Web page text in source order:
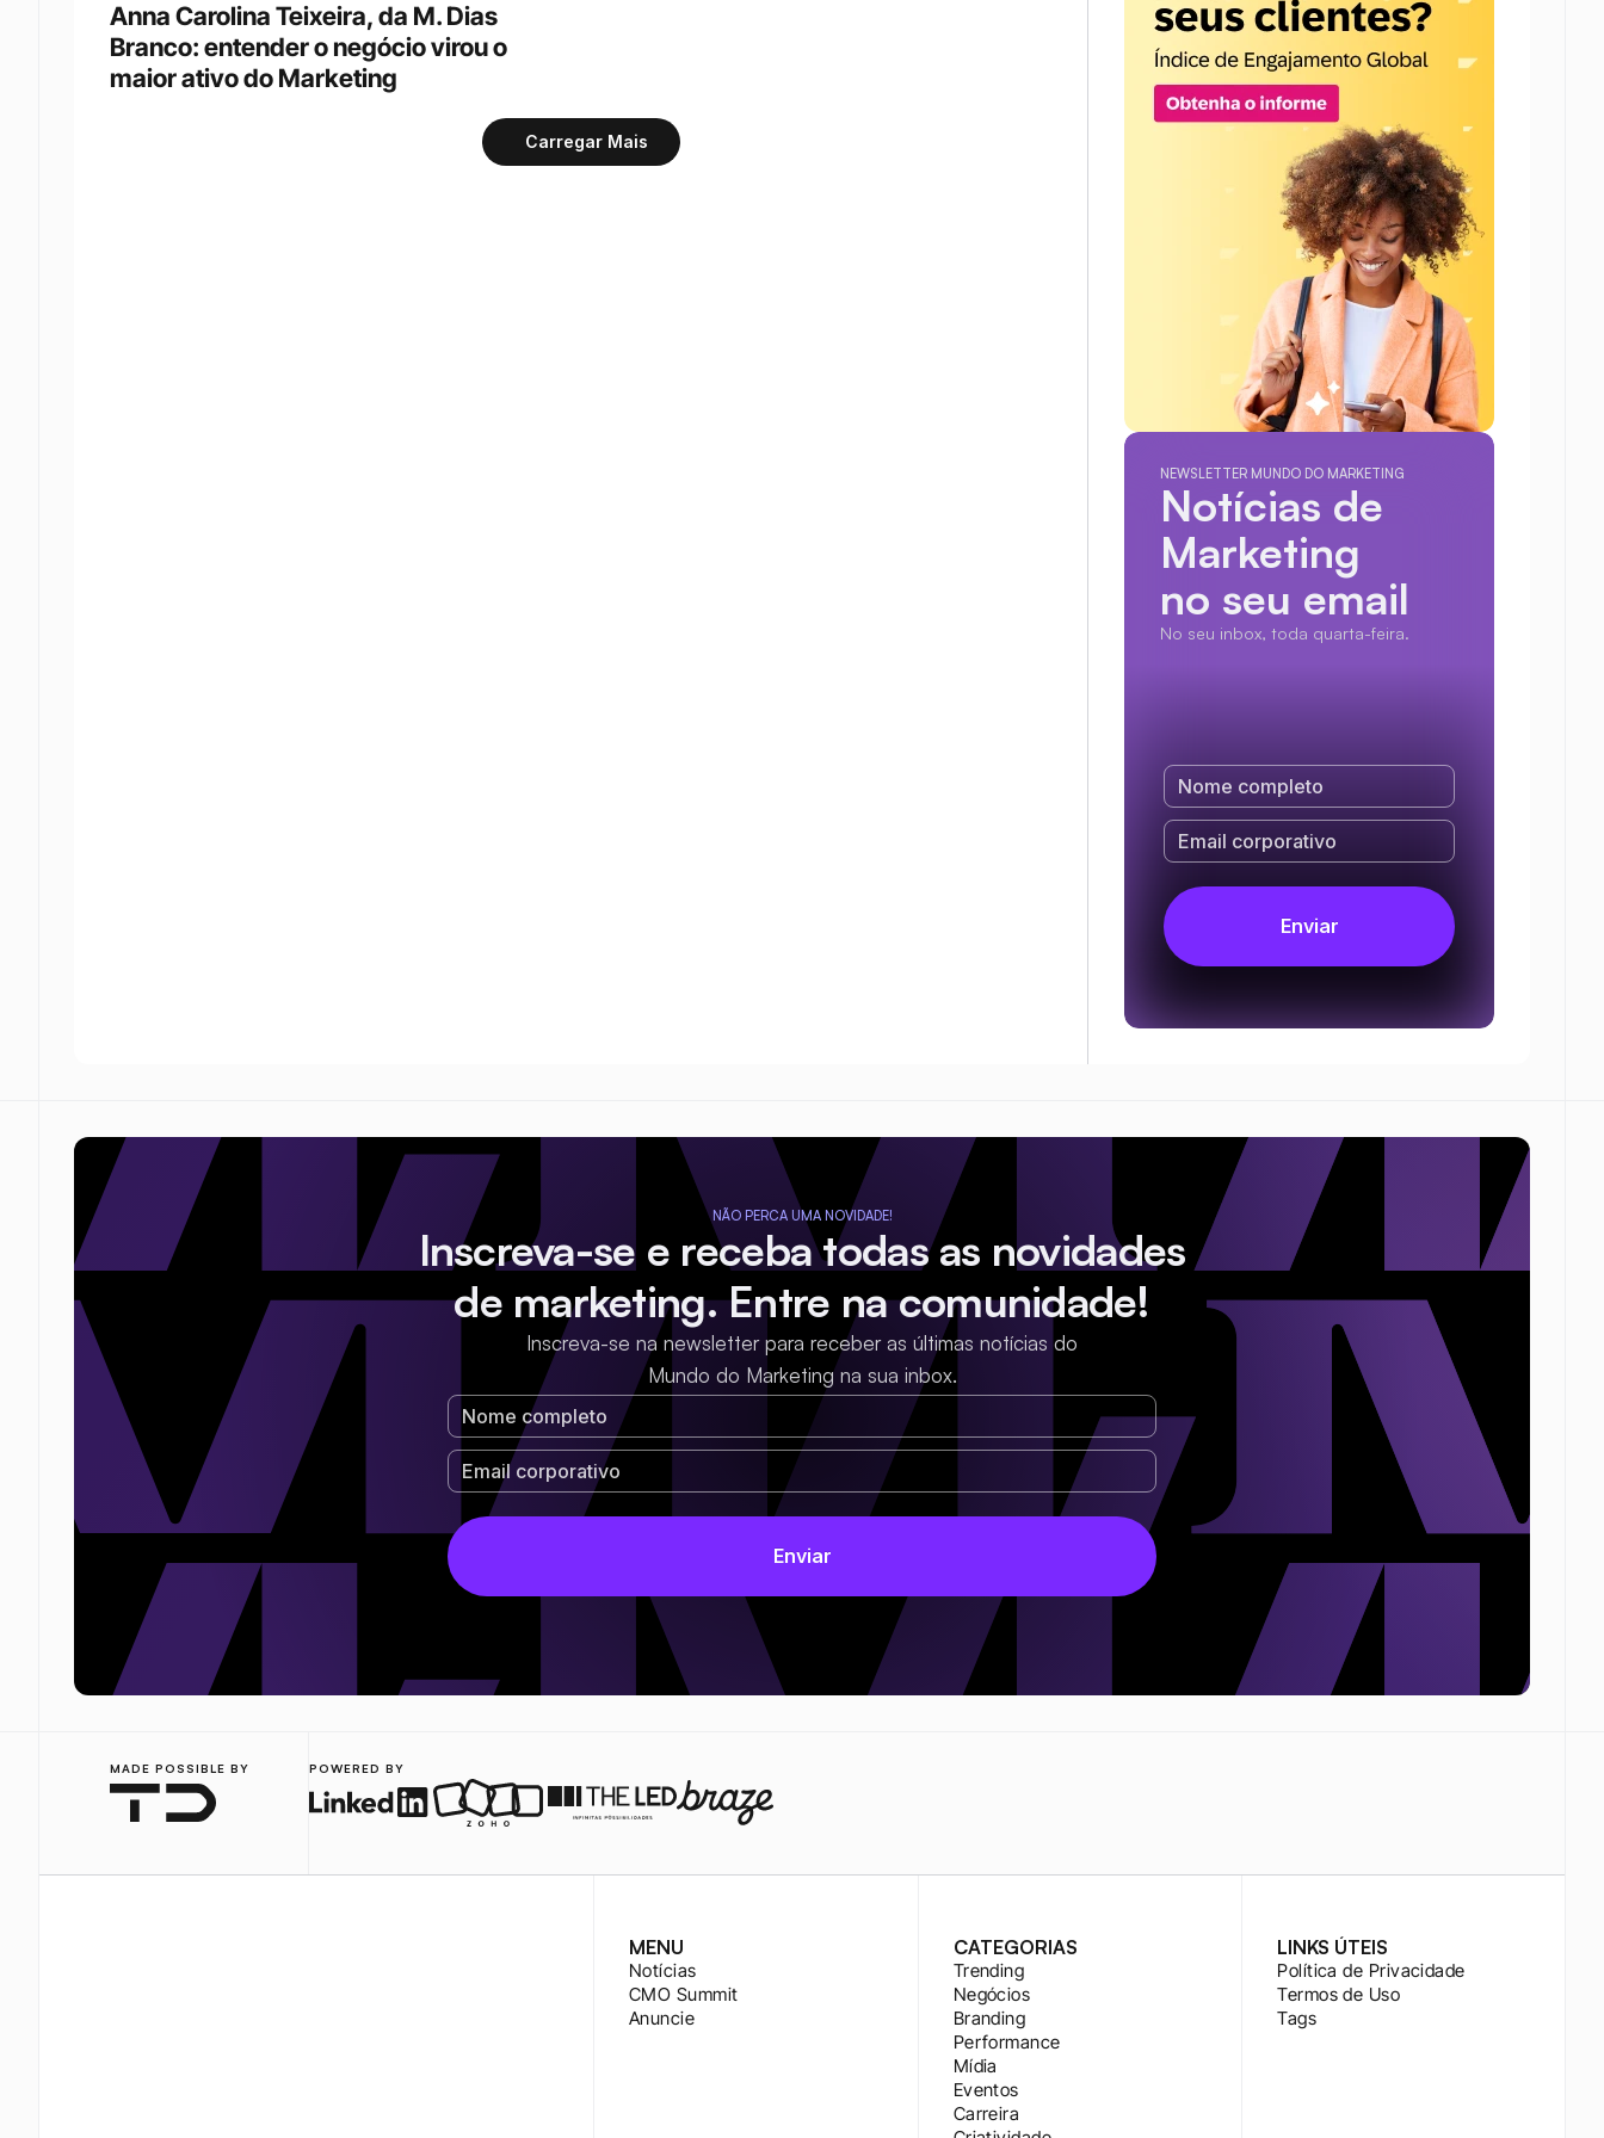
Anna Carolina Teixeira, da M. Dias
Branco: entender o negócio virou o
maior ativo do Marketing
Carregar Mais
NEWSLETTER MUNDO DO MARKETING
Notícias de
Marketing
no seu email
No seu inbox, toda quarta-feira.
NÃO PERCA UMA NOVIDADE!
Inscreva-se e receba todas as novidades
de marketing. Entre na comunidade!
Inscreva-se na newsletter para receber as últimas notícias do
Mundo do Marketing na sua inbox.
MADE POSSIBLE BY POWERED BY
MENU
Notícias
CMO Summit
Anuncie
CATEGORIAS
Trending
Negócios
Branding
Performance
Mídia
Eventos
Carreira
LINKS ÚTEIS
Política de Privacidade
Termos de Uso
Tags